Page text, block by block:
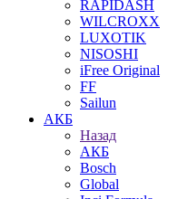
RAPIDASH
WILCROXX
LUXOTIK
NISOSHI
iFree Original
FF
Sailun
АКБ
Назад
АКБ
Bosch
Global